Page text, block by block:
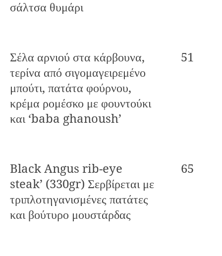
σάλτσα θυμάρι
Σέλα αρνιού στα κάρβουνα,
τερίνα από σιγομαγειρεμένο
μπούτι, πατάτα φούρνου,
κρέμα ρομέσκο με φουντούκι
και ‘baba ghanoush’
51
Black Angus rib-eye
steak’ (330gr) Σερβίρεται με
τριπλοτηγανισμένες πατάτες
και βούτυρο μουστάρδας
65